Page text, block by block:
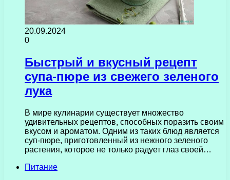
20.09.2024
0
Быстрый и вкусный рецепт
супа-пюре из свежего зеленого
лука
В мире кулинарии существует множество
удивительных рецептов, способных поразить своим
вкусом и ароматом. Одним из таких блюд является
суп-пюре, приготовленный из нежного зеленого
растения, которое не только радует глаз своей…
Питание